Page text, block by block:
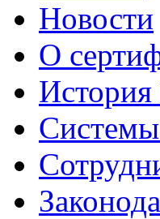
Новости
О